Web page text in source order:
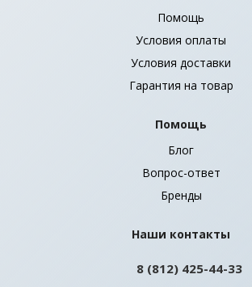
Помощь
Условия оплаты
Условия доставки
Гарантия на товар
Помощь
Блог
Вопрос-ответ
Бренды
Наши контакты
8 (812) 425-44-33